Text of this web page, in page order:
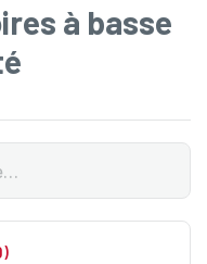
à basse